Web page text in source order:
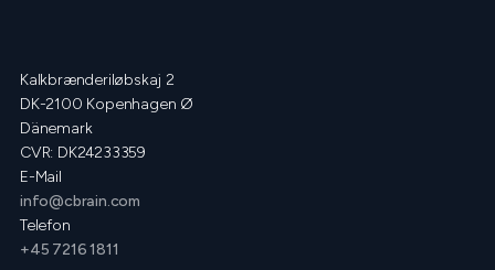
Kalkbrænderiløbskaj 2
DK-2100 Kopenhagen Ø
Dänemark
CVR: DK24233359
E-Mail
info@cbrain.com
Telefon
+45 7216 1811